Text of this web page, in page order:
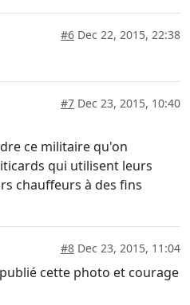
#6 Dec 22, 2015, 22:38
#7 Dec 23, 2015, 10:40
ce militaire qu'on
qui utilisent leurs
chauffeurs à des fins
#8 Dec 23, 2015, 11:04
cette photo et courage